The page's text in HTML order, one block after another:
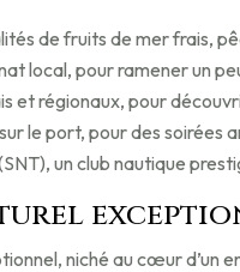
de fruits de mer frais,
local, pour ramener un
et régionaux, pour
le port, pour des soirées
un club nautique
niché au cœur